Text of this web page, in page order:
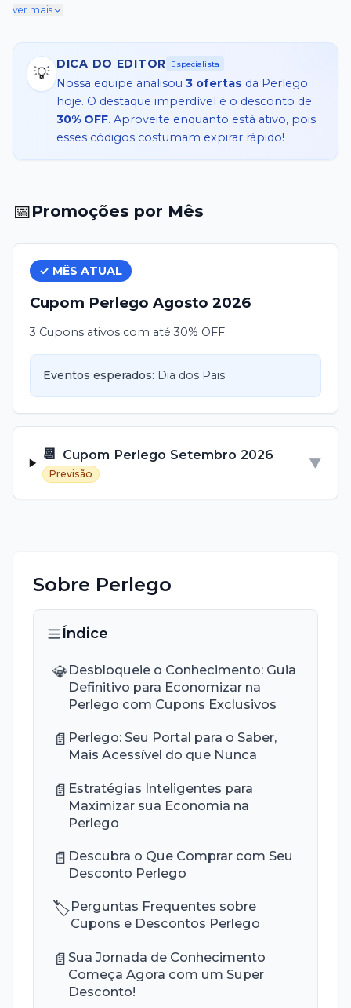
Aproveite benefícios exclusivos como frete grátis em pedidos acima
títulos acadêmicos a preços reduzidos, com códigos test
ver mais
💡
DICA DO EDITOR Especialista
Nossa equipe analisou 3ofertas da Perlego
hoje. O destaque imperdível é o desconto de
30% OFF. Aproveite enquanto está ativo, pois
esses códigos costumam expirar rápido!
📅Promoções por Mês
✓ MÊS ATUAL
Cupom Perlego Agosto 2026
3 Cupons ativos com até 30% OFF.
Eventos esperados: Dia dos Pais
📆 Cupom Perlego Setembro 2026
Previsão
▼
Sobre Perlego
Índice
💎Desbloqueie o Conhecimento: Guia
Definitivo para Economizar na
Perlego com Cupons Exclusivos
📄 Perlego: Seu Portal para o Saber,
Mais Acessível do que Nunca
📄 Estratégias Inteligentes para
Maximizar sua Economia na
Perlego
📄 Descubra o Que Comprar com Seu
Desconto Perlego
🏷️Perguntas Frequentes sobre
Cupons e Descontos Perlego
📄 Sua Jornada de Conhecimento
Começa Agora com um Super
Desconto!